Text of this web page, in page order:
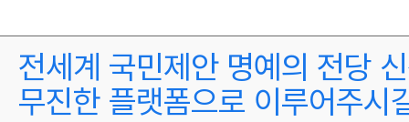
전세계 국민제안 명예의 전당
무진한 플랫폼으로 이루어주시